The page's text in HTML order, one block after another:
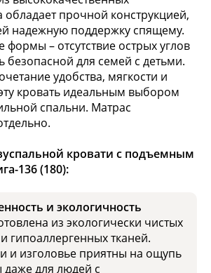
обладает прочной конструкцией,
надежную поддержку спящему.
формы – отсутствие острых углов
безопасной для семей с детьми.
удобства, мягкости и
кровать идеальным выбором
спальни. Матрас
кровати с подъемным
136 (180):
и экологичность
из экологически чистых
гипоаллергенных тканей.
и изголовье приятны на ощупь
даже для людей с